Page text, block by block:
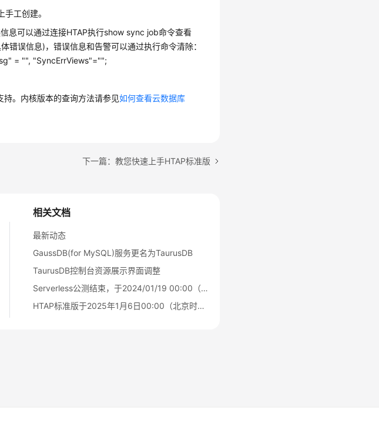
工创建。
息可以通过连接HTAP执行show sync job命令查看
误信息)，错误信息和告警可以通过执行命令清除：
= "", "SyncErrViews"="";
。内核版本的查询方法请参见如何查看云数据库
下一篇：教您快速上手HTAP标准版
相关文档
最新动态
GaussDB(for MySQL)服务更名为TaurusDB
TaurusDB控制台资源展示界面调整
Serverless公测结束，于2024/01/19 00:00（北京时间）转商用
HTAP标准版于2025年1月6日00:00（北京时间）转商用